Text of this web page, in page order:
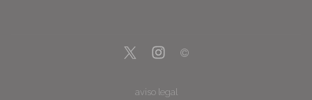
aviso legal